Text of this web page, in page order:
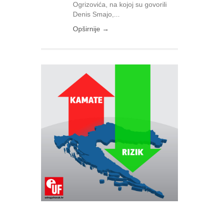
Ogrizovića, na kojoj su govorili
Denis Smajo,...
Opširnije →